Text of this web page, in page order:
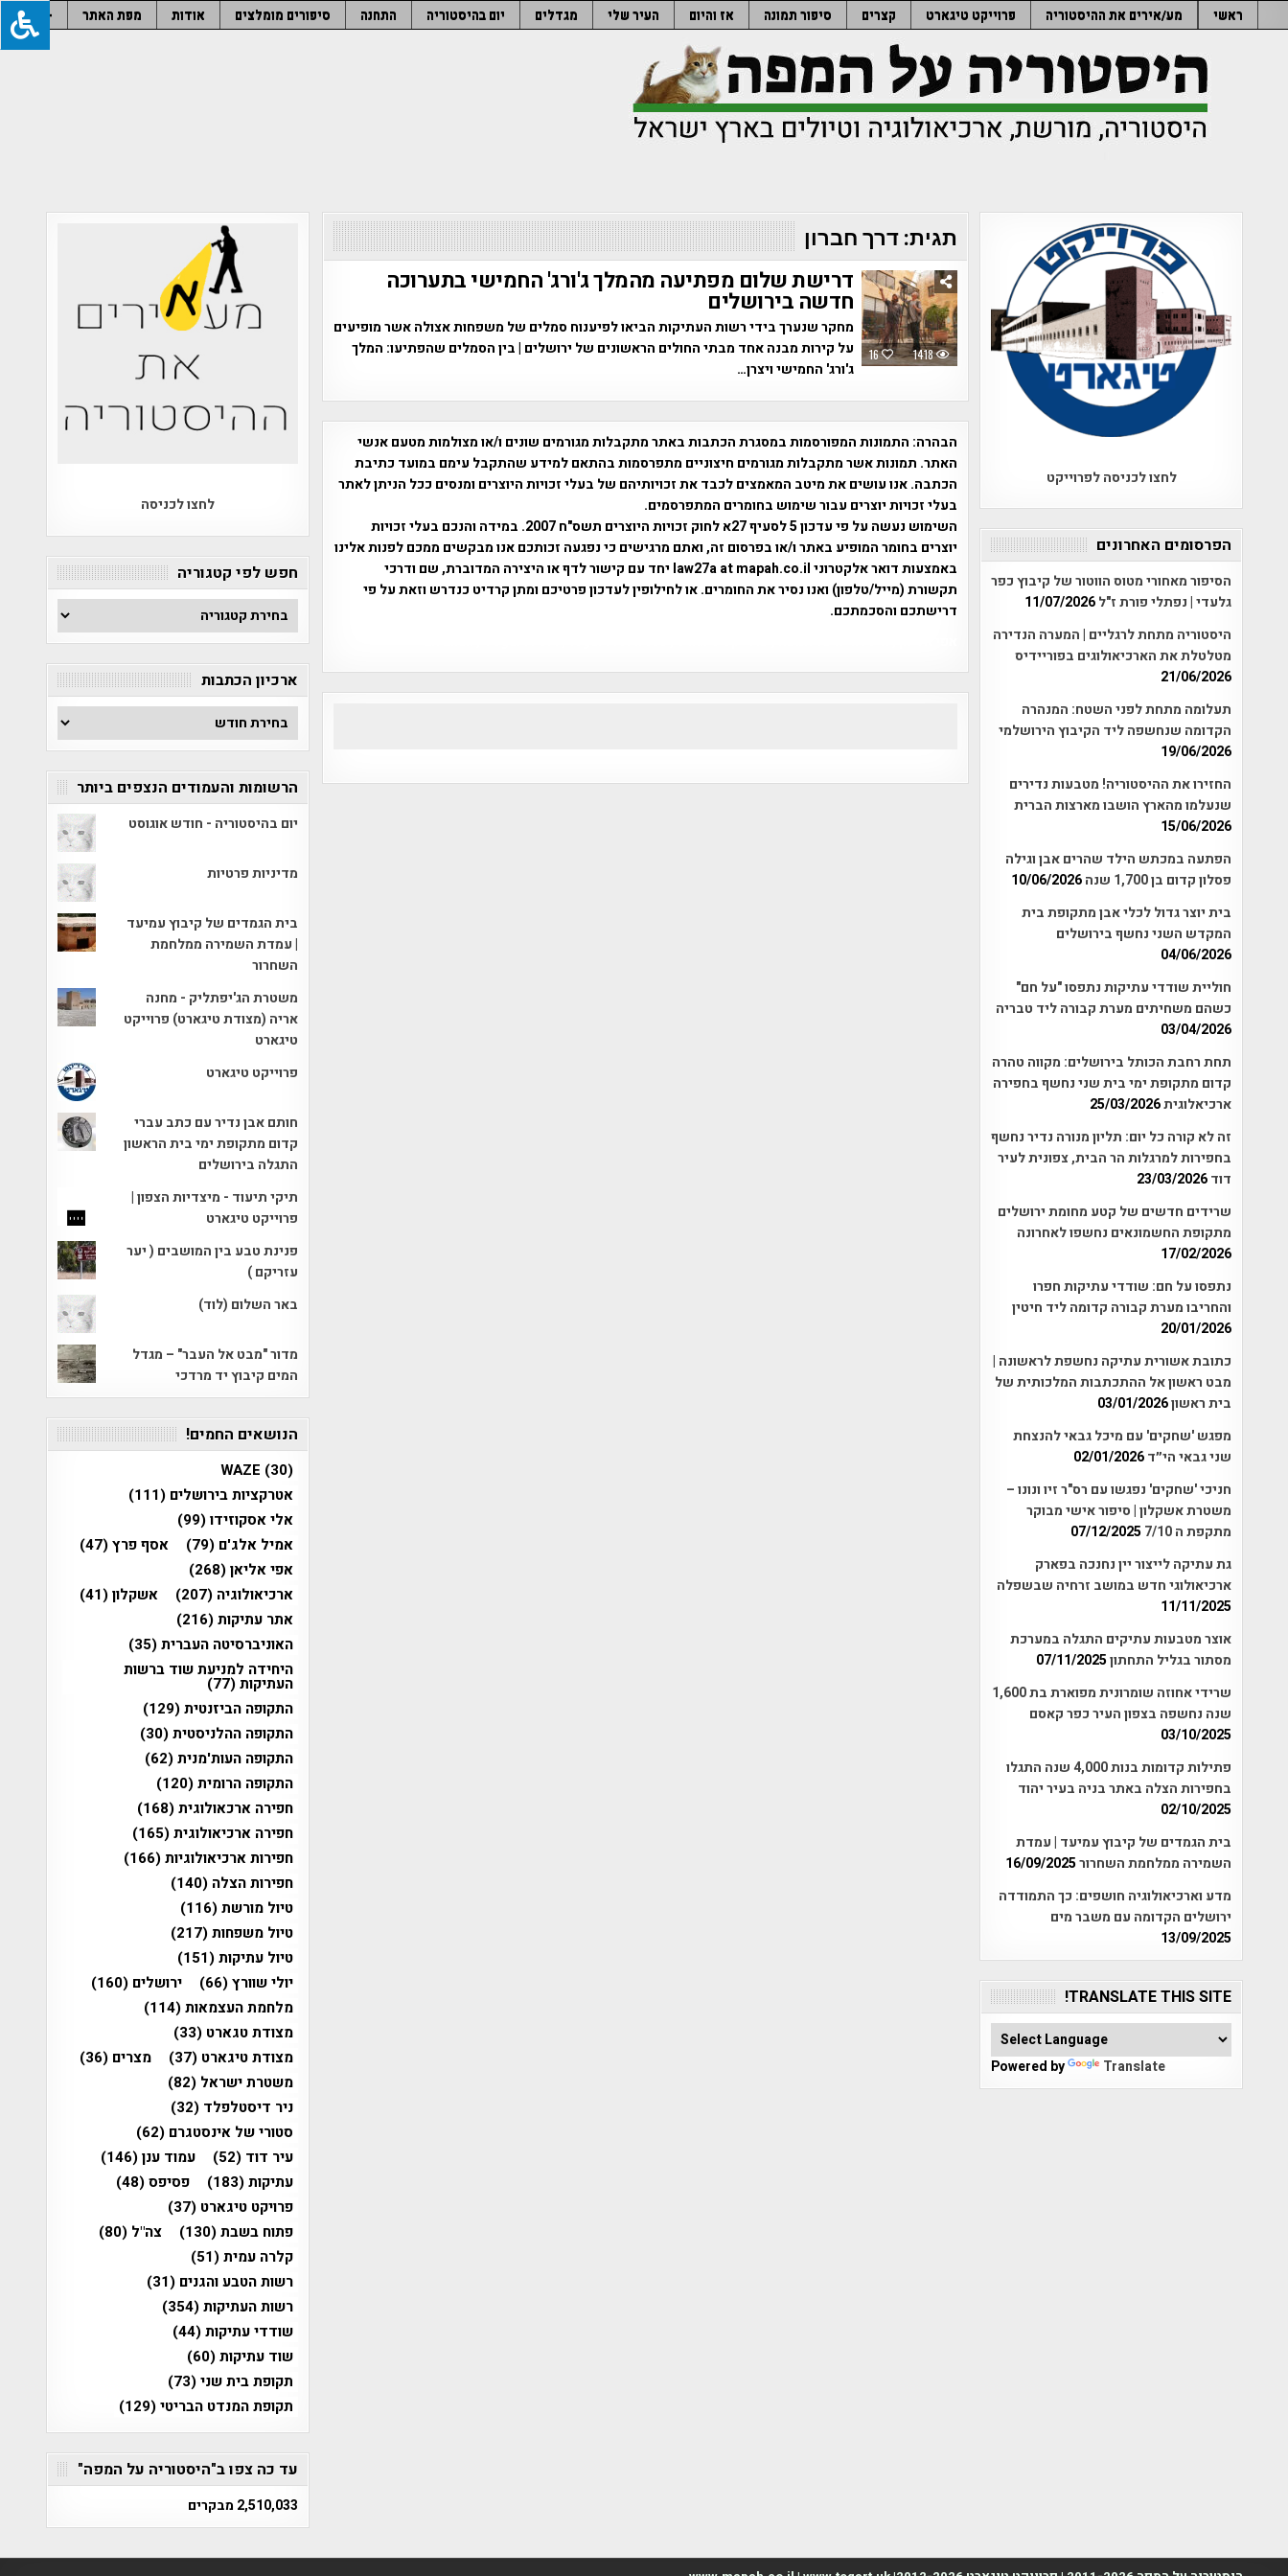
to
ראשי מע/אירים את ההיסטוריה פרוייקט טיגארט קצרים סיפור תמונה אז והיום העיר שלי מגדלים יום בהיסטוריה התחנה סיפורים מומלצים אודות מפת האתר –
תגית:דרך חברון
16 1418
דרישת שלום מפתיעה מהמלך ג'ורג' החמישי בתערוכה
חדשה בירושלים
מחקר שנערך בידי רשות העתיקות הביאו לפיענוח סמלים של משפחות אצולה אשר מופיעים
על קירות מבנה אחד מבתי החולים הראשונים של ירושלים | בין הסמלים שהפתיעו: המלך
ג'ורג' החמישי ויצרן…
הבהרה: התמונות המפורסמות במסגרת הכתבות באתר מתקבלות מגורמים שונים ו/או מצולמות מטעם אנשי
האתר. תמונות אשר מתקבלות מגורמים חיצוניים מתפרסמות בהתאם למידע שהתקבל עימם במועד כתיבת
הכתבה. אנו עושים את מיטב המאמצים לכבד את זכויותיהם של בעלי זכויות היוצרים ומנסים ככל הניתן לאתר
בעלי זכויות יוצרים עבור שימוש בחומרים המתפרסמים.
השימוש נעשה על פי עדכון 5 לסעיף 27א לחוק זכויות היוצרים תשס"ח 2007. במידה והנכם בעלי זכויות
יוצרים בחומר המופיע באתר ו/או בפרסום זה, ואתם מרגישים כי נפגעה זכותכם אנו מבקשים ממכם לפנות אלינו
באמצעות דואר אלקטרוני law27a at mapah.co.il יחד עם קישור לדף או היצירה המדוברת, שם ודרכי
תקשורת (מייל/טלפון) ואנו נסיר את החומרים. או לחילופין לעדכון פרטיכם ומתן קרדיט כנדרש וזאת על פי
דרישתכם והסכמתכם.
לחצו לכניסה לפרוייקט
הפרסומים האחרונים
הסיפור מאחורי מטוס הווטור של קיבוץ כפר
גלעדי | נפתלי פורת ז"ל11/07/2026
היסטוריה מתחת לרגליים | המערה הנדירה
מטלטלת את הארכיאולוגים בפוריידיס
21/06/2026
תעלומה מתחת לפני השטח: המנהרה
הקדומה שנחשפה ליד הקיבוץ הירושלמי
19/06/2026
החזירו את ההיסטוריה! מטבעות נדירים
שנעלמו מהארץ הושבו מארצות הברית
15/06/2026
הפתעה במכתש הילד שהרים אבן וגילה
פסלון קדום בן 1,700 שנה
10/06/2026
בית יוצר גדול לכלי אבן מתקופת בית
המקדש השני נחשף בירושלים
04/06/2026
חוליית שודדי עתיקות נתפסו "על חם"
כשהם משחיתים מערת קבורה ליד טבריה
03/04/2026
תחת רחבת הכותל בירושלים: מקווה טהרה
קדום מתקופת ימי בית שני נחשף בחפירה
ארכיאלוגית25/03/2026
זה לא קורה כל יום: תליון מנורה נדיר נחשף
בחפירות למרגלות הר הבית, צפונית לעיר
דוד23/03/2026
שרידים חדשים של קטע מחומת ירושלים
מתקופת החשמונאים נחשפו לאחרונה
17/02/2026
נתפסו על חם: שודדי עתיקות חפרו
והחריבו מערת קבורה קדומה ליד חיטין
20/01/2026
כתובת אשורית עתיקה נחשפת לראשונה |
מבט ראשון אל ההתכתבות המלכותית של
בית ראשון03/01/2026
מפגש 'שחקים' עם מיכל גבאי להנצחת
שני גבאי הי״ד02/01/2026
חניכי 'שחקים' נפגשו עם רס"ר זיו ונונו –
משטרת אשקלון | סיפור אישי מבוקר
מתקפת ה 7/10
07/12/2025
גת עתיקה לייצור יין נחנכה בפארק
ארכיאולוגי חדש במושב זרחיה שבשפלה
11/11/2025
אוצר מטבעות עתיקים התגלה במערכת
מסתור בגליל התחתון07/11/2025
שרידי אחוזה שומרונית מפוארת בת 1,600
שנה נחשפה בצפון העיר כפר קאסם
03/10/2025
פתילות קדומות בנות 4,000 שנה התגלו
בחפירות הצלה באתר בניה בעיר יהוד
02/10/2025
בית הגמדים של קיבוץ עמיעד | עמדת
השמירה ממלחמת השחרור16/09/2025
מדע וארכיאולוגיה חושפים: כך התמודדה
ירושלים הקדומה עם משבר מים
13/09/2025
TRANSLATE THIS SITE!
Powered by Translate
לחצו לכניסה
חפש לפי קטגוריה
חפש
לפי
קטגוריה
ארכיון הכתבות
ארכיון
הכתבות
הרשומות והעמודים הנצפים ביותר
יום בהיסטוריה - חודש אוגוסט
מדיניות פרטיות
בית הגמדים של קיבוץ עמיעד
| עמדת השמירה ממלחמת
השחרור
משטרת הג'יפתליק - מחנה
אריה (מצודת טיגארט) פרוייקט
טיגארט
פרוייקט טיגארט
חותם אבן נדיר עם כתב עברי
קדום מתקופת ימי בית הראשון
התגלה בירושלים
תיקי תיעוד - מיצדיות הצפון |
פרוייקט טיגארט
פנינת טבע בין המושבים ( יער
עזריקם )
באר השלום (לוד)
מדור "מבט אל העבר" – מגדל
המים קיבוץ יד מרדכי
הנושאים החמים!
WAZE (30)
אטרקציות בירושלים (111)
אלי אסקוזידו(99)
אמיל אלג'ם (79) אסף פרץ(47)
אפי אליאן(268)
ארכיאולוגיה (207) אשקלון(41)
אתר עתיקות(216)
האוניברסיטה העברית(35)
היחידה למניעת שוד ברשות
העתיקות(77)
התקופה הביזנטית(129)
התקופה ההלניסטית(30)
התקופה העות'מנית(62)
התקופה הרומית(120)
חפירה ארכאולוגית(168)
חפירה ארכיאולוגית(165)
חפירות ארכיאולוגיות(166)
חפירות הצלה (140)
טיול מורשת(116)
טיול משפחות(217)
טיול עתיקות(151)
יולי שוורץ(66) ירושלים (160)
מלחמת העצמאות(114)
מצודת טגארט (33)
מצודת טיגארט (37) מצרים (36)
משטרת ישראל (82)
ניר דיסטלפלד (32)
סטורי של אינסטגרם (62)
עיר דוד (52) עמוד ענן(146)
עתיקות(183) פסיפס(48)
פרויקט טיגארט (37)
פתוח בשבת(130) צה"ל (80)
קלרה עמית(51)
רשות הטבע והגנים (31)
רשות העתיקות(354)
שודדי עתיקות(44)
שוד עתיקות(60)
תקופת בית שני(73)
תקופת המנדט הבריטי(129)
עד כה צפו ב"היסטוריה על המפה"
2,510,033 מבקרים